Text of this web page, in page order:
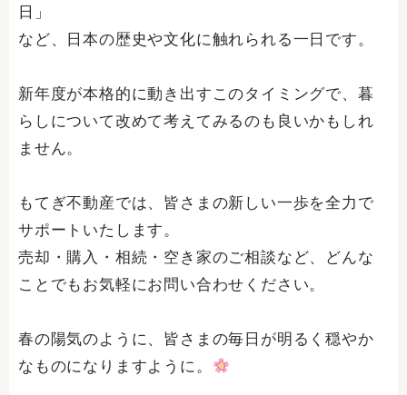
日」
など、日本の歴史や文化に触れられる一日です。
新年度が本格的に動き出すこのタイミングで、暮
らしについて改めて考えてみるのも良いかもしれ
ません。
もてぎ不動産では、皆さまの新しい一歩を全力で
サポートいたします。
売却・購入・相続・空き家のご相談など、どんな
ことでもお気軽にお問い合わせください。
春の陽気のように、皆さまの毎日が明るく穏やか
なものになりますように。